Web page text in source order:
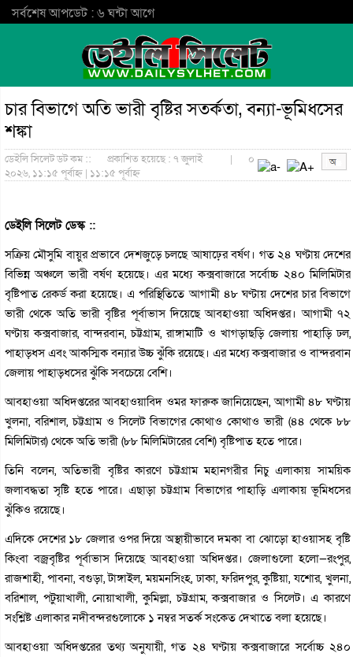
সর্বশেষ আপডেট : ৬ ঘন্টা আগে
চার বিভাগে অতি ভারী বৃষ্টির সতর্কতা, বন্যা-ভূমিধসের
শঙ্কা
ডেইলি সিলেট ডট কম ::
প্রকাশিত হয়েছে : ৭ জুলাই
২০২৬, ১১:১৫ পূর্বাহ্ন | ১১:১৫ পূর্বাহ্ন
| ০
ডেইলি সিলেট ডেস্ক ::
সক্রিয় মৌসুমি বায়ুর প্রভাবে দেশজুড়ে চলছে আষাঢ়ের বর্ষণ। গত ২৪ ঘণ্টায় দেশের
বিভিন্ন অঞ্চলে ভারী বর্ষণ হয়েছে। এর মধ্যে কক্সবাজারে সর্বোচ্চ ২৪০ মিলিমিটার
বৃষ্টিপাত রেকর্ড করা হয়েছে। এ পরিস্থিতিতে আগামী ৪৮ ঘণ্টায় দেশের চার বিভাগে
ভারী থেকে অতি ভারী বৃষ্টির পূর্বাভাস দিয়েছে আবহাওয়া অধিদপ্তর। আগামী ৭২
ঘণ্টায় কক্সবাজার, বান্দরবান, চট্টগ্রাম, রাঙ্গামাটি ও খাগড়াছড়ি জেলায় পাহাড়ি ঢল,
পাহাড়ধস এবং আকস্মিক বন্যার উচ্চ ঝুঁকি রয়েছে। এর মধ্যে কক্সবাজার ও বান্দরবান
জেলায় পাহাড়ধসের ঝুঁকি সবচেয়ে বেশি।
আবহাওয়া অধিদপ্তরের আবহাওয়াবিদ ওমর ফারুক জানিয়েছেন, আগামী ৪৮ ঘণ্টায়
খুলনা, বরিশাল, চট্টগ্রাম ও সিলেট বিভাগের কোথাও কোথাও ভারী (৪৪ থেকে ৮৮
মিলিমিটার) থেকে অতি ভারী (৮৮ মিলিমিটারের বেশি) বৃষ্টিপাত হতে পারে।
তিনি বলেন, অতিভারী বৃষ্টির কারণে চট্টগ্রাম মহানগরীর নিচু এলাকায় সাময়িক
জলাবদ্ধতা সৃষ্টি হতে পারে। এছাড়া চট্টগ্রাম বিভাগের পাহাড়ি এলাকায় ভূমিধসের
ঝুঁকিও রয়েছে।
এদিকে দেশের ১৮ জেলার ওপর দিয়ে অস্থায়ীভাবে দমকা বা ঝোড়ো হাওয়াসহ বৃষ্টি
কিংবা বজ্রবৃষ্টির পূর্বাভাস দিয়েছে আবহাওয়া অধিদপ্তর। জেলাগুলো হলো—রংপুর,
রাজশাহী, পাবনা, বগুড়া, টাঙ্গাইল, ময়মনসিংহ, ঢাকা, ফরিদপুর, কুষ্টিয়া, যশোর, খুলনা,
বরিশাল, পটুয়াখালী, নোয়াখালী, কুমিল্লা, চট্টগ্রাম, কক্সবাজার ও সিলেট। এ কারণে
সংশ্লিষ্ট এলাকার নদীবন্দরগুলোকে ১ নম্বর সতর্ক সংকেত দেখাতে বলা হয়েছে।
আবহাওয়া অধিদপ্তরের তথ্য অনুযায়ী, গত ২৪ ঘণ্টায় কক্সবাজারে সর্বোচ্চ ২৪০